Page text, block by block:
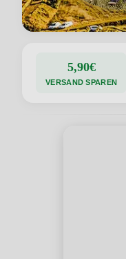
5,90€
VERSAND SPAREN